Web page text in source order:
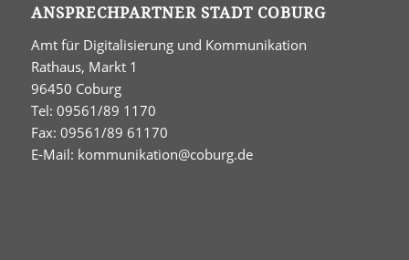
ANSPRECHPARTNER STADT COBURG
Amt für Digitalisierung und Kommunikation
Rathaus, Markt 1
96450 Coburg
Tel: 09561/89 1170
Fax: 09561/89 61170
E-Mail: kommunikation@coburg.de